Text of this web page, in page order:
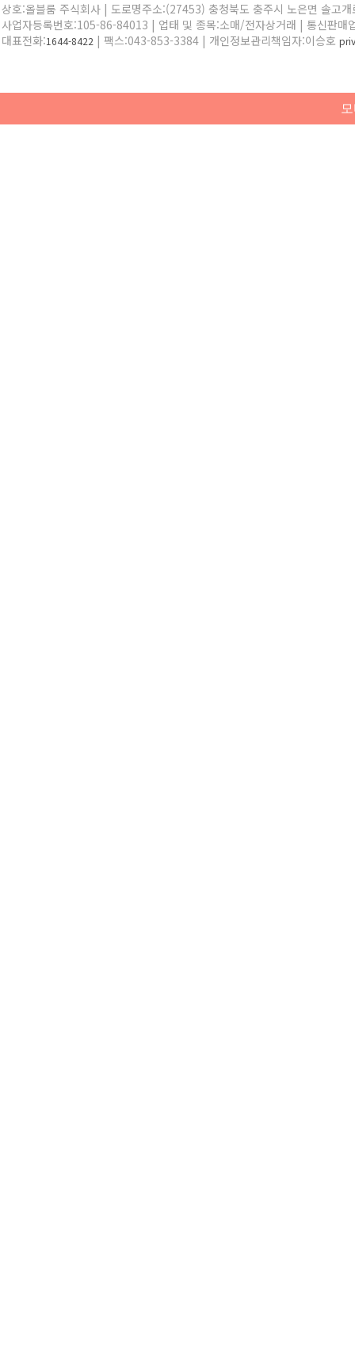
상호:올블룸 주식회사 | 도로명주소:(27453) 충청북도 충주시 노은면 솔고
사업자등록번호:105-86-84013 | 업태 및 종목:소매/전자상거래 | 통신판매
대표전화:1644-8422 | 팩스:043-853-3384 | 개인정보관리책임자:이승호